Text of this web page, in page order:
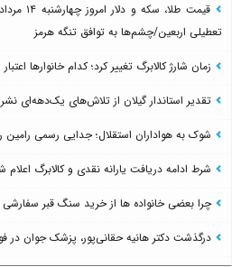
تعطیلی اربعین/چشم‌ها به توافق تنگه هرمز
زمان شارژ کالابرگ تغییر کرد؛ کدام خانوارها
تقدیر استاندار گیلان از تلاش‌های یک‌دهه‌ای
شوک به هواداران استقلال؛ جدایی رسمی رامین
شرط ادامه دریافت یارانه نقدی و کالابرگ اعلام
چرا بعضی خانواده ها از خرید سنگ قبر
درگذشت دکتر هانیه حقانی‌پور، پزشک جوان در